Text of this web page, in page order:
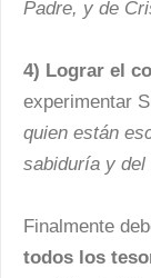
Padre, y de
4) Lograr el
experimentar
quien están
sabiduría y
Finalmente
todos los